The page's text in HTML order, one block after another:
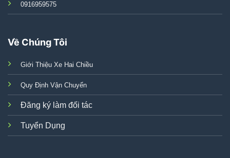
0916959575
Về Chúng Tôi
Giới Thiệu Xe Hai Chiều
Quy Định Vận Chuyển
Đăng ký làm đối tác
Tuyển Dụng